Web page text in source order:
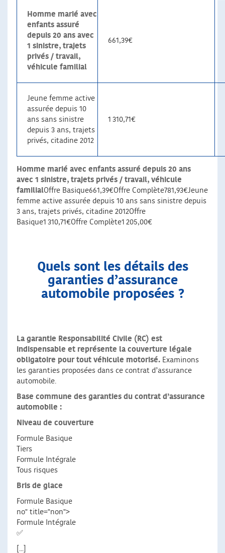
Homme marié avec
enfants assuré
depuis 20 ans avec
1 sinistre, trajets
privés / travail,
véhicule familial
661,39€
Jeune femme active
assurée depuis 10
ans sans sinistre
depuis 3 ans, trajets
privés, citadine 2012
1 310,71€
Homme marié avec enfants assuré depuis 20 ans
avec 1 sinistre, trajets privés / travail, véhicule
familialOffre Basique661,39€Offre Complète781,93€Jeune
femme active assurée depuis 10 ans sans sinistre depuis
3 ans, trajets privés, citadine 2012Offre
Basique1 310,71€Offre Complète1 205,00€
Quels sont les détails des
garanties d’assurance
automobile proposées ?
La garantie Responsabilité Civile (RC) est
indispensable et représente la couverture légale
obligatoire pour tout véhicule motorisé. Examinons
les garanties proposées dans ce contrat d’assurance
automobile.
Base commune des garanties du contrat d’assurance
automobile :
Niveau de couverture
Formule Basique
Tiers
Formule Intégrale
Tous risques
Bris de glace
Formule Basique
no" title="non">
Formule Intégrale
✅
[...]